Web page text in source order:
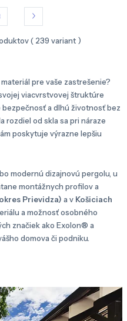
( 239 variant )
pre vaše zastrešenie?
viacvrstvovej štruktúre
a dlhú životnosť bez
rozdiel od skla sa pri náraze
poskytuje výrazne lepšiu
modernú dizajnovú pergolu, u
montážnych profilov a
Prievidza) a v Košiciach
a možnosť osobného
značiek ako Exolon® a
domova či podniku.